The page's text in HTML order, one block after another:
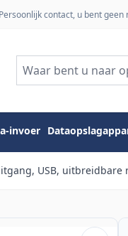
Persoonlijk contact, u bent geen
invoer
uitgang, USB,